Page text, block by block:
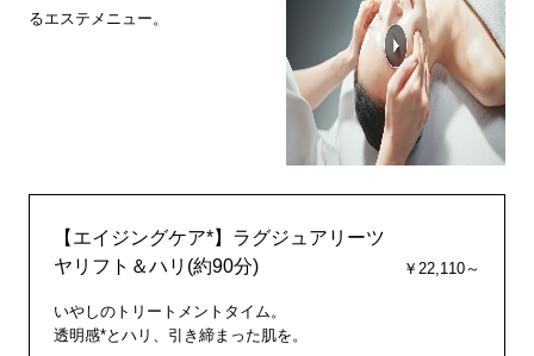
るエステメニュー。
【エイジングケア*】ラグジュアリーツ
ヤリフト＆ハリ(約90分)
￥22,110～
いやしのトリートメントタイム。
透明感*とハリ、引き締まった肌を。